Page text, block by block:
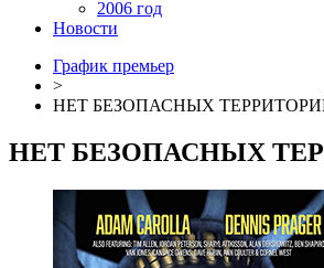
2006 год
Новости
График премьер
>
НЕТ БЕЗОПАСНЫХ
НЕТ БЕЗОПАСНЫХ